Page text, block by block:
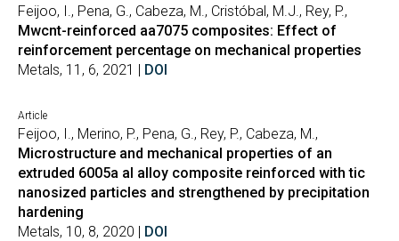
Feijoo, I., Pena, G., Cabeza, M., Cristóbal, M.J., Rey, P.,
Mwcnt-reinforced aa7075 composites: Effect of
reinforcement percentage on mechanical properties
Metals, 11, 6, 2021 | DOI
Article
Feijoo, I., Merino, P., Pena, G., Rey, P., Cabeza, M.,
Microstructure and mechanical properties of an
extruded 6005a al alloy composite reinforced with tic
nanosized particles and strengthened by precipitation
hardening
Metals, 10, 8, 2020 | DOI